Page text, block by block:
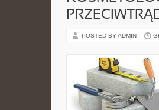
POSTED BY ADMIN